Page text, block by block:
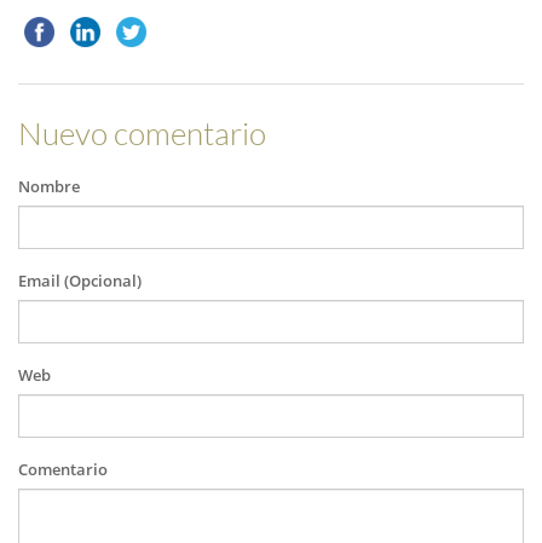
Nuevo comentario
Nombre
Email (Opcional)
Web
Comentario